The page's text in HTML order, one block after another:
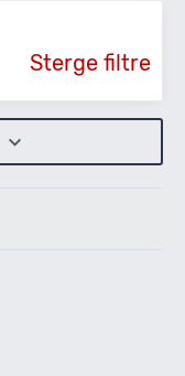
Sterge filtre